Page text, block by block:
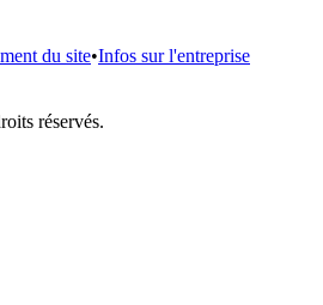
du site•Infos sur l'entreprise
réservés.